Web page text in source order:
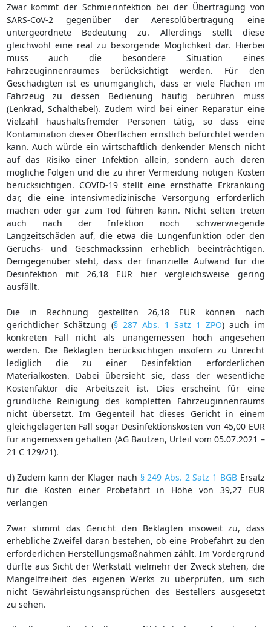
Zwar kommt der Schmierinfektion bei der Übertragung von
SARS-CoV-2 gegenüber der Aeresolübertragung eine
untergeordnete Bedeutung zu. Allerdings stellt diese
gleichwohl eine real zu besorgende Möglichkeit dar. Hierbei
muss auch die besondere Situation eines
Fahrzeuginnenraumes berücksichtigt werden. Für den
Geschädigten ist es unumgänglich, dass er viele Flächen im
Fahrzeug zu dessen Bedienung häufig berühren muss
(Lenkrad, Schalthebel). Zudem wird bei einer Reparatur eine
Vielzahl haushaltsfremder Personen tätig, so dass eine
Kontamination dieser Oberflächen ernstlich befürchtet werden
kann. Auch würde ein wirtschaftlich denkender Mensch nicht
auf das Risiko einer Infektion allein, sondern auch deren
mögliche Folgen und die zu ihrer Vermeidung nötigen Kosten
berücksichtigen. COVID-19 stellt eine ernsthafte Erkrankung
dar, die eine intensivmedizinische Versorgung erforderlich
machen oder gar zum Tod führen kann. Nicht selten treten
auch nach der Infektion noch schwerwiegende
Langzeitschäden auf, die etwa die Lungenfunktion oder den
Geruchs- und Geschmackssinn erheblich beeinträchtigen.
Demgegenüber steht, dass der finanzielle Aufwand für die
Desinfektion mit 26,18 EUR hier vergleichsweise gering
ausfällt.
Die in Rechnung gestellten 26,18 EUR können nach
gerichtlicher Schätzung (§ 287 Abs. 1 Satz 1 ZPO) auch im
konkreten Fall nicht als unangemessen hoch angesehen
werden. Die Beklagten berücksichtigen insofern zu Unrecht
lediglich die zu einer Desinfektion erforderlichen
Materialkosten. Dabei übersieht sie, dass der wesentliche
Kostenfaktor die Arbeitszeit ist. Dies erscheint für eine
gründliche Reinigung des kompletten Fahrzeuginnenraums
nicht übersetzt. Im Gegenteil hat dieses Gericht in einem
gleichgelagerten Fall sogar Desinfektionskosten von 45,00 EUR
für angemessen gehalten (AG Bautzen, Urteil vom 05.07.2021 –
21 C 129/21).
d) Zudem kann der Kläger nach § 249 Abs. 2 Satz 1 BGBErsatz
für die Kosten einer Probefahrt in Höhe von 39,27 EUR
verlangen
Zwar stimmt das Gericht den Beklagten insoweit zu, dass
erhebliche Zweifel daran bestehen, ob eine Probefahrt zu den
erforderlichen Herstellungsmaßnahmen zählt. Im Vordergrund
dürfte aus Sicht der Werkstatt vielmehr der Zweck stehen, die
Mangelfreiheit des eigenen Werks zu überprüfen, um sich
nicht Gewährleistungsansprüchen des Bestellers ausgesetzt
zu sehen.